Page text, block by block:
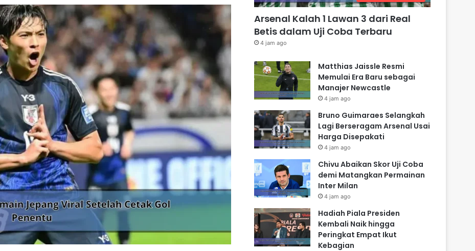
Arsenal Kalah 1 Lawan 3 dari Real
Betis dalam Uji Coba Terbaru
4 jam ago
Matthias Jaissle Resmi
Memulai Era Baru sebagai
Manajer Newcastle
4 jam ago
Bruno Guimaraes Selangkah
Lagi Berseragam Arsenal Usai
Harga Disepakati
4 jam ago
Chivu Abaikan Skor Uji Coba
demi Matangkan Permainan
Inter Milan
4 jam ago
Hadiah Piala Presiden
Kembali Naik hingga
Peringkat Empat Ikut
Kebagian